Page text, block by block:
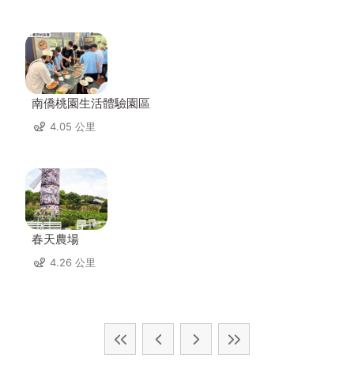
南僑桃園生活體驗園區
4.05 公里
春天農場
4.26 公里